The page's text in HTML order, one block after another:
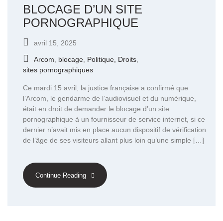
BLOCAGE D’UN SITE
PORNOGRAPHIQUE
avril 15, 2025
Arcom blocage Politique, Droits
sites pornographiques
Ce mardi 15 avril, la justice française a confirmé que
l’Arcom, le gendarme de l’audiovisuel et du numérique,
était en droit de demander le blocage d’un site
pornographique à un fournisseur de service internet, si ce
dernier n’avait mis en place aucun dispositif de vérification
de l’âge de ses visiteurs allant plus loin qu’une simple […]
Continue Reading